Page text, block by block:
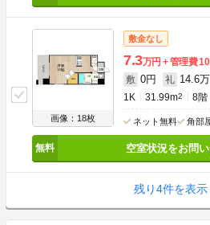
画像：18枚
敷金なし
7.3万円 管理費
敷 0円 礼 14.6
1K 31.99m2 8階
ネット無料 角部
空室状況をお問
残り4件を表示